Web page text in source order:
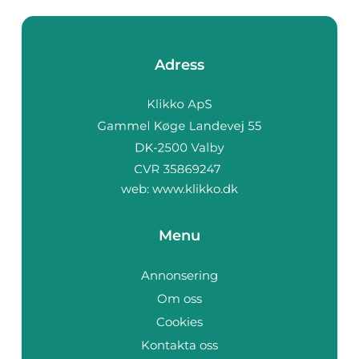
Adress
web: www.klikko.dk
Menu
Annonsering
Om oss
Cookies
Kontakta oss